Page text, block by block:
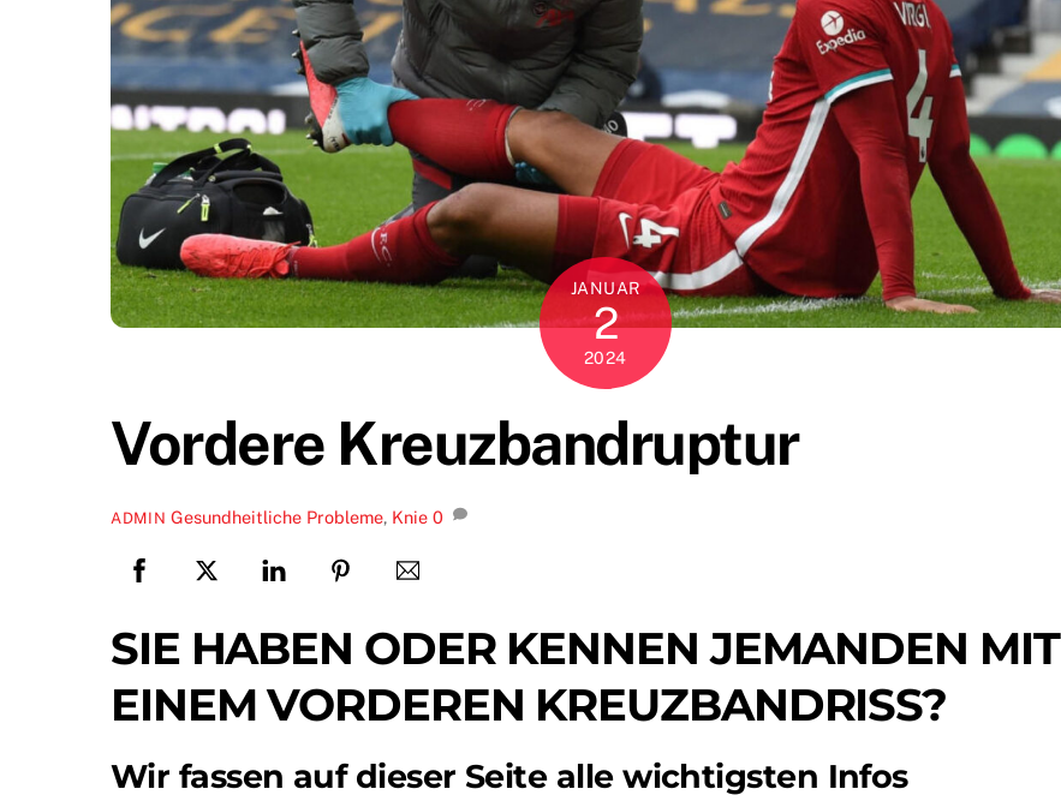
JANUAR
2
2024
Vordere Kreuzbandruptur
ADMIN Gesundheitliche Probleme, Knie 0
SIE HABEN ODER KENNEN JEMANDEN MIT
EINEM VORDEREN KREUZBANDRISS?
Wir fassen auf dieser Seite alle wichtigsten Infos